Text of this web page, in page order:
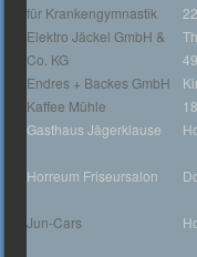
für Krankengymnastik
22
Elektro Jäckel GmbH &
Co. KG
Endres + Backes GmbH
Kaffee Mühle
18
Gasthaus Jägerklause
Horreum Friseursalon
Jun-Cars